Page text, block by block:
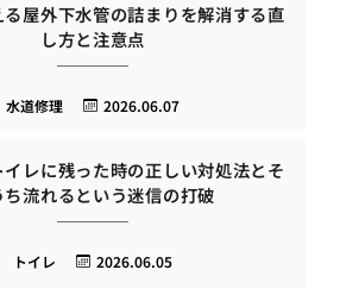
屋外下水管の詰まりを解消する直
し方と注意点
2026.06.07
水道修理
レに残った時の正しい対処法とそ
ち流れるという迷信の打破
2026.06.05
トイレ